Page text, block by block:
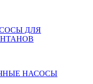
ДЛЯ
НАСОСЫ